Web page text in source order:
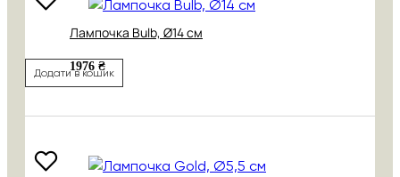
Лампочка Bulb, Ø14 см
1976 ₴
Додати в кошик